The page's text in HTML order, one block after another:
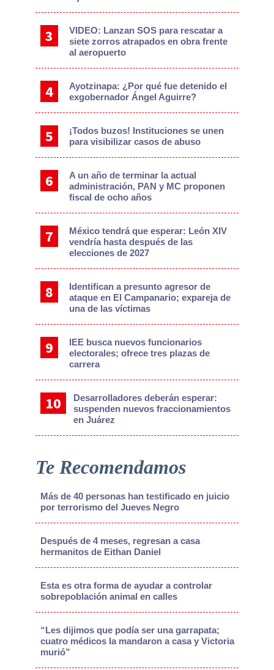
VIDEO: Lanzan SOS para rescatar a
siete zorros atrapados en obra frente
al aeropuerto
Ayotzinapa: ¿Por qué fue detenido el
exgobernador Ángel Aguirre?
¡Todos buzos! Instituciones se unen
para visibilizar casos de abuso
A un año de terminar la actual
administración, PAN y MC proponen
fiscal de ocho años
México tendrá que esperar: León XIV
vendría hasta después de las
elecciones de 2027
Identifican a presunto agresor de
ataque en El Campanario; expareja de
una de las víctimas
IEE busca nuevos funcionarios
electorales; ofrece tres plazas de
carrera
Desarrolladores deberán esperar:
suspenden nuevos fraccionamientos
en Juárez
Te Recomendamos
Más de 40 personas han testificado en juicio
por terrorismo del Jueves Negro
Después de 4 meses, regresan a casa
hermanitos de Eithan Daniel
Esta es otra forma de ayudar a controlar
sobrepoblación animal en calles
“Les dijimos que podía ser una garrapata;
cuatro médicos la mandaron a casa y Victoria
murió”